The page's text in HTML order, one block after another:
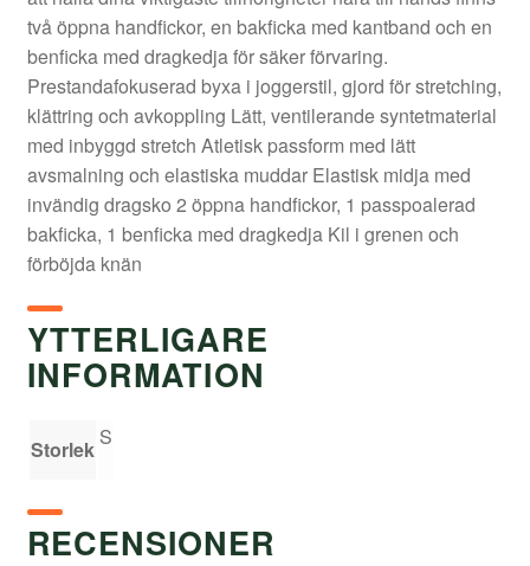
två öppna handfickor, en bakficka med kantband och en
benficka med dragkedja för säker förvaring.
Prestandafokuserad byxa i joggerstil, gjord för stretching,
klättring och avkoppling Lätt, ventilerande syntetmaterial
med inbyggd stretch Atletisk passform med lätt
avsmalning och elastiska muddar Elastisk midja med
invändig dragsko 2 öppna handfickor, 1 passpoalerad
bakficka, 1 benficka med dragkedja Kil i grenen och
förböjda knän
YTTERLIGARE
INFORMATION
Storlek S
RECENSIONER